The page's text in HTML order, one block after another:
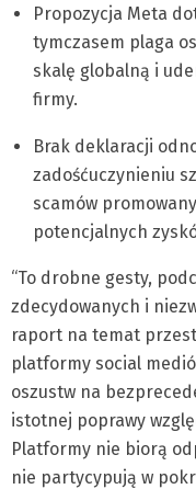
Propozycja Meta
tymczasem plaga
skalę globalną i
firmy.
Brak deklaracji
zadośćuczynieniu
scamów
potencjalnych
“To drobne gesty,
zdecydowanych i
raport na temat
platformy social
oszustw na
istotnej poprawy
Platformy nie biorą
nie partycypują w